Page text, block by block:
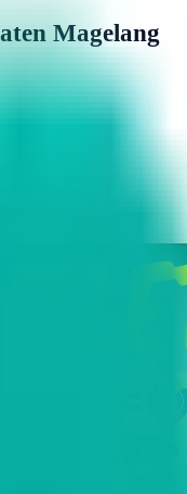
Magelang